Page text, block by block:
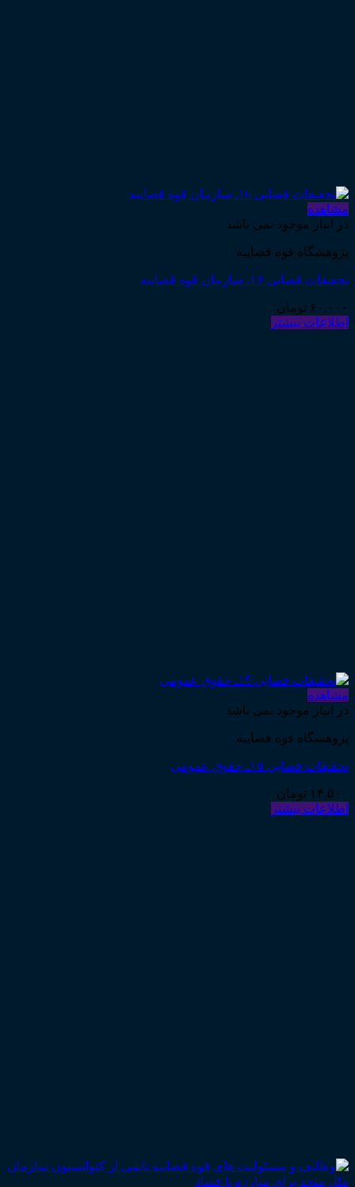
مشاهده
در انبار موجود نمی باشد
پژوهشگاه قوه قضاییه
تحقیقات قضایی ۱۶ـ سازمان قوه قضاییه
۶۰,۰۰۰ تومان
اطلاعات بیشتر
مشاهده
در انبار موجود نمی باشد
پژوهشگاه قوه قضاییه
تحقیقات قضایی ۱۵ـ حقوق عمومی
۱۴,۵۰۰ تومان
اطلاعات بیشتر